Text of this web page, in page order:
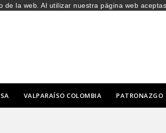
VALPARAÍSO COLOMBIA PATRONAZGO
la web. Al utilizar nuestra página web